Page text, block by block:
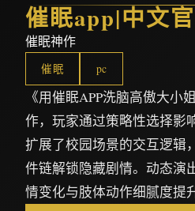
催眠app|中文
催眠神作
催眠 pc
《用催眠APP洗脑高傲大小
作，玩家通过策略性选择影
扩展了校园场景的交互逻辑
件链解锁隐藏剧情。动态演
情变化与肢体动作细腻度提